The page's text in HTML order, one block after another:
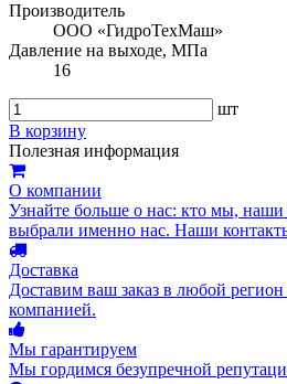
Производитель
ООО «ГидроТехМаш»
Давление на выходе, МПа
16
шт
В корзину
Полезная информация
О компании
Узнайте больше о нас: кто мы,
выбрали именно нас. Наши
Доставка
Доставим ваш заказ в любой
компанией.
Мы гарантируем
Мы гордимся безупречной